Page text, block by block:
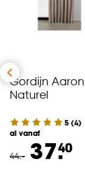
Gordijn Aaron
Naturel
5 (4)
al vanaf
44.- 37.40